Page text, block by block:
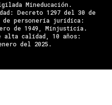
Mineducación.
Decreto 1297 del 30 de
de personería jurídica:
de 1949, Minjusticia.
calidad, 10 años:
del 2025.